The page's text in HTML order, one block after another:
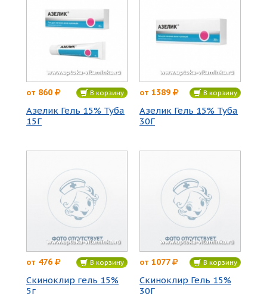
от 860 В корзину
Азелик Гель 15% Туба
15Г
от 1389 В корзину
Азелик Гель 15% Туба
30Г
от 476 В корзину
Скиноклир гель 15%
5г
от 1077 В корзину
Скиноклир Гель 15%
30Г